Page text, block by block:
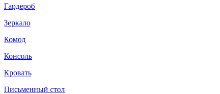
Гардероб
Зеркало
Комод
Консоль
Кровать
Письменный стол